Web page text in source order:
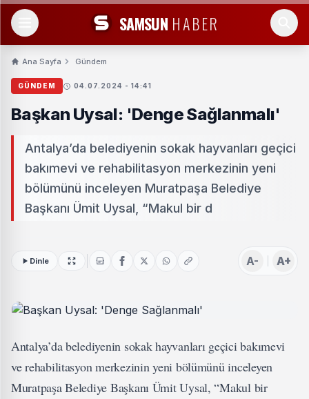
SAMSUN HABER
Ana Sayfa Gündem
GÜNDEM 04.07.2024 - 14:41
Başkan Uysal: 'Denge Sağlanmalı'
Antalya’da belediyenin sokak hayvanları geçici
bakımevi ve rehabilitasyon merkezinin yeni
bölümünü inceleyen Muratpaşa Belediye
Başkanı Ümit Uysal, “Makul bir d
Dinle A- A+
Antalya’da belediyenin sokak hayvanları geçici bakımevi
ve rehabilitasyon merkezinin yeni bölümünü inceleyen
Muratpaşa Belediye Başkanı Ümit Uysal, “Makul bir